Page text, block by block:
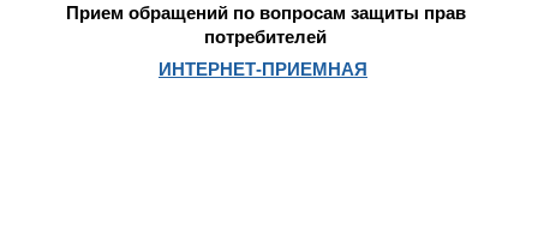
Прием обращений по вопросам защиты прав
потребителей
ИНТЕРНЕТ-ПРИЕМНАЯ